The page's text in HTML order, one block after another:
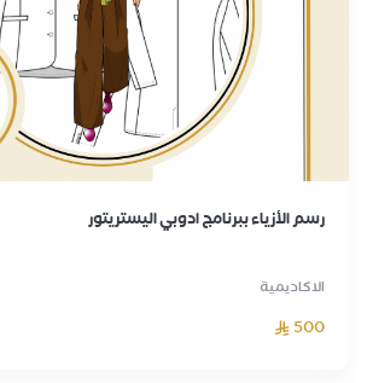
‏رسم الأزياء ببرنامج ادوبي اليستريتور
الاكاديمية
500